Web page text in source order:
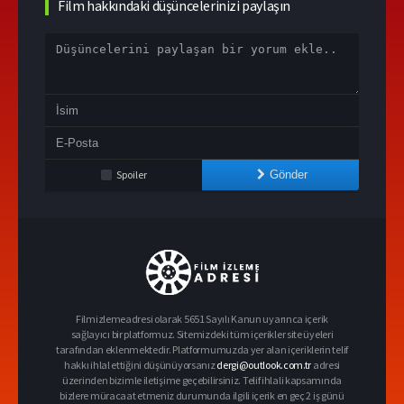
Film hakkındaki düşüncelerinizi paylaşın
Spoiler Gönder
Filmizlemeadresi olarak 5651 Sayılı Kanun uyarınca içerik
sağlayıcı bir platformuz. Sitemizdeki tüm içerikler site üyeleri
tarafından eklenmektedir. Platformumuzda yer alan içeriklerin telif
hakkı ihlal ettiğini düşünüyorsanızdergi@outlook.com.tr adresi
üzerinden bizimle iletişime geçebilirsiniz. Telif ihlali kapsamında
bizlere müracaat etmeniz durumunda ilgili içerik en geç 2 iş günü